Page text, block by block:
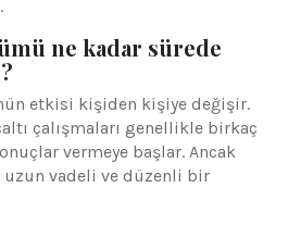
ne kadar sürede
etkisi kişiden kişiye değişir.
çalışmaları genellikle birkaç
vermeye başlar. Ancak
vadeli ve düzenli bir